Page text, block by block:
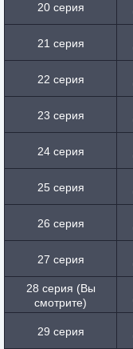
20 серия
21 серия
22 серия
23 серия
24 серия
25 серия
26 серия
27 серия
28 серия (Вы
смотрите)
29 серия